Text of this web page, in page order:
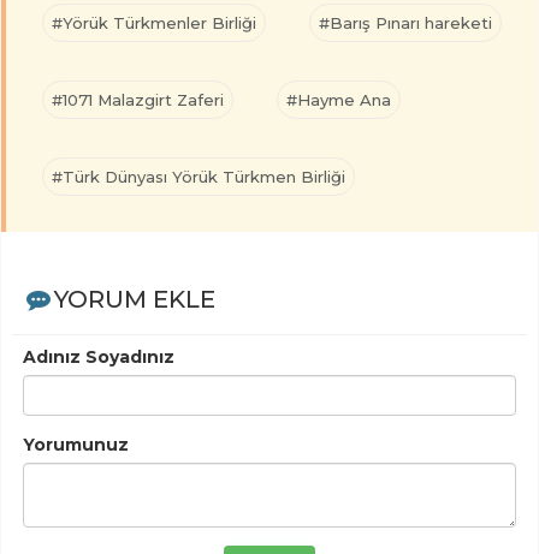
#Yörük Türkmenler Birliği #Barış Pınarı hareketi
#1071 Malazgirt Zaferi #Hayme Ana
#Türk Dünyası Yörük Türkmen Birliği
YORUM EKLE
Adınız Soyadınız
Yorumunuz